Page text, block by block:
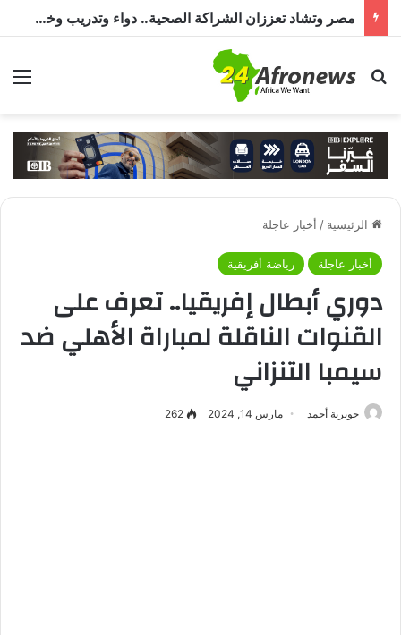
مصر وتشاد تعززان الشراكة الصحية.. دواء وتدريب وخبرات طبية
بحث عن
الرئيسية / أخبار عاجلة
أخبار عاجلة رياضة أفريقية
دوري أبطال إفريقيا.. تعرف على
القنوات الناقلة لمباراة الأهلي ضد
سيمبا التنزاني
جويرية أحمد مارس 14, 2024 262